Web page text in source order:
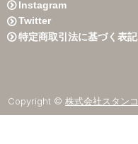
Instagram
Twitter
特定商取引法に基づく表記
Copyright © 株式会社スタン